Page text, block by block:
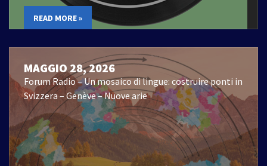
READ MORE »
MAGGIO 28, 2026
Forum Radio – Un mosaico di lingue: costruire ponti in
Svizzera – Genève – Nuove arie